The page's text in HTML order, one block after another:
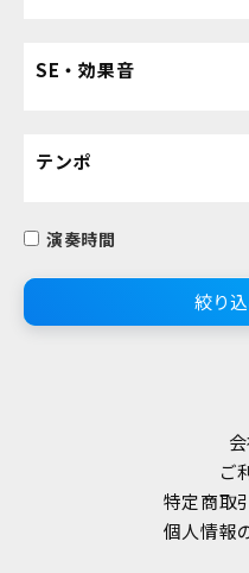
SE・効果音
テンポ
演奏時間
絞り
ご
特定商取
個人情報